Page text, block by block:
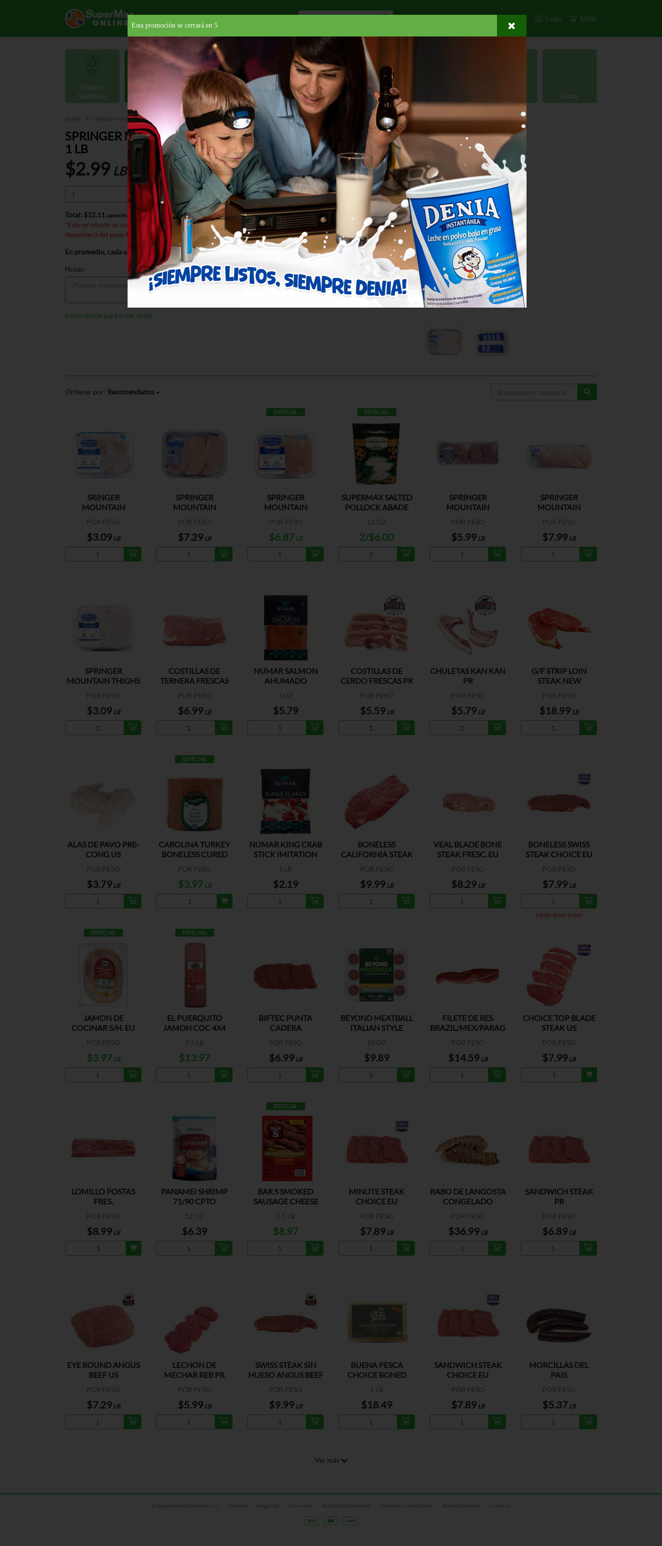
Otros Login $0.00
Provisiones Lácteos
Hogar, Salud y
Belleza
Deli y Bakery
HOME CARNES Y MARISCOS POLLO SPRINGER MOUNTAIN CADERAS POLLO F/PK
SPRINGER MOUNTAIN CADERAS DE POLLO F/P
1 LB
$2.99 LB
Paquete(s) Seleccione empaque
Total: $12.11 aproximado
*Este producto se cobra por peso. El precio total en esta orden es estimado y
dependerá del peso final al momento de preparar su orden.
En promedio, cada unidad pesa4.05libras
Notas:
Inicie sesión para crear listas
Ordenar por: Recomendados
SRINGER
MOUNTAIN
FRESCO EU
POR PESO
$3.09LB
SPRINGER
MOUNTAIN
POR PESO
$7.29LB
ESPECIAL
SPRINGER
MOUNTAIN
CHIKEN
POR PESO
$6.87 LB
ESPECIAL
SUPERMAX SALTED
POLLOCK ABADE
12 OZ
2/$6.00
SPRINGER
MOUNTAIN
THIGHS
POR PESO
$5.99LB
SPRINGER
MOUNTAIN
EU
POR PESO
$7.99LB
SPRINGER
MOUNTAIN THIGHS
POR PESO
$3.09LB
COSTILLAS DE
TERNERA FRESCAS
POR PESO
$6.99LB
NUMAR SALMON
AHUMADO
3 OZ
$5.79
COSTILLAS DE
CERDO FRESCAS PR
POR PESO
$5.59LB
CHULETAS KAN KAN
PR
POR PESO
$5.79LB
G/F STRIP LOIN
STEAK NEW
POR PESO
$18.99LB
ALAS DE PAVO PRE-
CONG US
POR PESO
$3.79LB
ESPECIAL
CAROLINA TURKEY
BONELESS CURED
POR PESO
$3.97 LB
NUMAR KING CRAB
STICK IMITATION
1 LB
$2.19
BONELESS
CALIFORNIA STEAK
POR PESO
$9.99LB
VEAL BLADE BONE
STEAK FRESC. EU
POR PESO
$8.29LB
BONELESS SWISS
STEAK CHOICE EU
POR PESO
Límite 10 por orden
$7.99LB
ESPECIAL
JAMON DE
COCINAR S/H. EU
POR PESO
$3.97 LB
ESPECIAL
EL PUERQUITO
JAMON COC 4X4
7.5 LB
$13.97
BIFTEC PUNTA
CADERA
POR PESO
$6.99LB
BEYOND MEATBALL
ITALIAN STYLE
10 OZ
$9.89
FILETE DE RES
BRAZIL/MEX/PARAG
POR PESO
$14.59LB
CHOICE TOP BLADE
STEAK US
POR PESO
$7.99LB
LOMILLO POSTAS
FRES.
POR PESO
$8.99LB
PANAMEI SHRIMP
71/90 CPTO
12 OZ
$6.39
ESPECIAL
BAR S SMOKED
SAUSAGE CHEESE
2.5 LB
$8.97
MINUTE STEAK
CHOICE EU
POR PESO
$7.89LB
RABO DE LANGOSTA
CONGELADO
POR PESO
$36.99LB
SANDWICH STEAK
PR
POR PESO
$6.89LB
EYE ROUND ANGUS
BEEF US
POR PESO
$7.29LB
LECHON DE
MECHAR REB PR
POR PESO
$5.99LB
SWISS STEAK SIN
HUESO ANGUS BEEF
POR PESO
$9.99LB
BUENA PESCA
CHOICE BONED
1 LB
$18.49
SANDWICH STEAK
CHOICE EU
POR PESO
$7.89LB
MORCILLAS DEL
PAIS
POR PESO
$5.37 LB
Ver más
© Supermercados Máximo, Inc. Empleos Preguntas Política de Privacidad Nota Aclaratoria Contacto
Esta promoción se cerrará en 4